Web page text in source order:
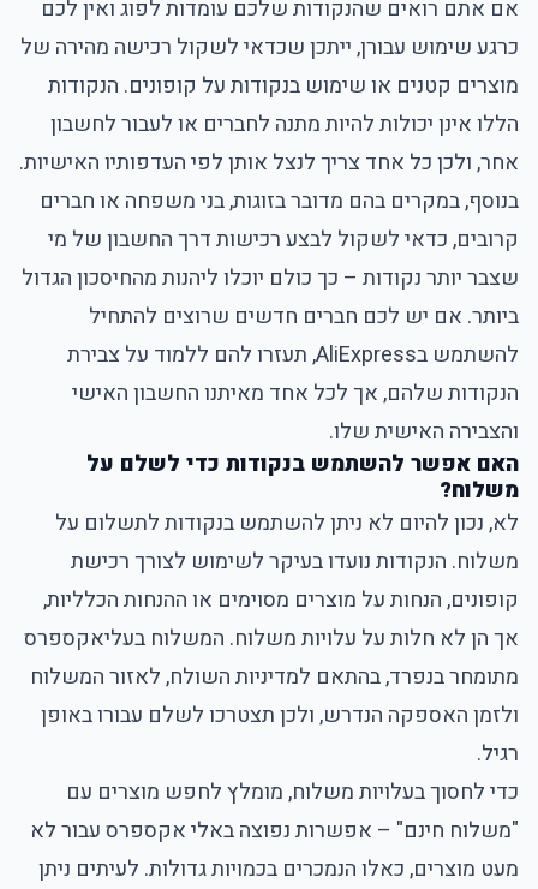
אם אתם רואים שהנקודות שלכם עומדות לפוג ואין לכם
כרגע שימוש עבורן, ייתכן שכדאי לשקול רכישה מהירה של
מוצרים קטנים או שימוש בנקודות על קופונים. הנקודות
הללו אינן יכולות להיות מתנה לחברים או לעבור לחשבון
אחר, ולכן כל אחד צריך לנצל אותן לפי העדפותיו האישיות.
בנוסף, במקרים בהם מדובר בזוגות, בני משפחה או חברים
קרובים, כדאי לשקול לבצע רכישות דרך החשבון של מי
שצבר יותר נקודות – כך כולם יוכלו ליהנות מהחיסכון הגדול
ביותר. אם יש לכם חברים חדשים שרוצים להתחיל
להשתמש בAliExpress, תעזרו להם ללמוד על צבירת
הנקודות שלהם, אך לכל אחד מאיתנו החשבון האישי
והצבירה האישית שלו.
האם אפשר להשתמש בנקודות כדי לשלם על
משלוח?
לא, נכון להיום לא ניתן להשתמש בנקודות לתשלום על
משלוח. הנקודות נועדו בעיקר לשימוש לצורך רכישת
קופונים, הנחות על מוצרים מסוימים או ההנחות הכלליות,
אך הן לא חלות על עלויות משלוח. המשלוח בעליאקספרס
מתומחר בנפרד, בהתאם למדיניות השולח, לאזור המשלוח
ולזמן האספקה הנדרש, ולכן תצטרכו לשלם עבורו באופן
רגיל.
כדי לחסוך בעלויות משלוח, מומלץ לחפש מוצרים עם
"משלוח חינם" – אפשרות נפוצה באלי אקספרס עבור לא
מעט מוצרים, כאלו הנמכרים בכמויות גדולות. לעיתים ניתן